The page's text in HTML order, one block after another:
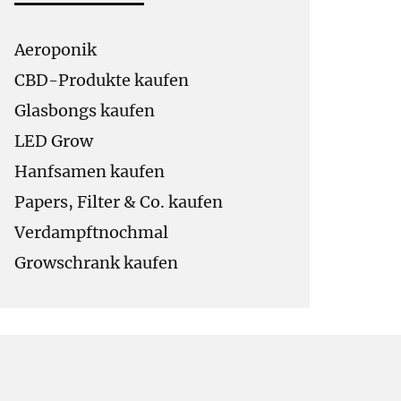
Aeroponik
CBD-Produkte kaufen
Glasbongs kaufen
LED Grow
Hanfsamen kaufen
Papers, Filter & Co. kaufen
Verdampftnochmal
Growschrank kaufen